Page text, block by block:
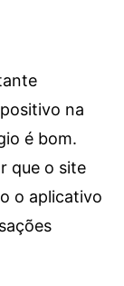
na
é bom.
que o site
o aplicativo